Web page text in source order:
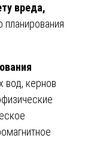
вреда,
планирования
вод, кернов